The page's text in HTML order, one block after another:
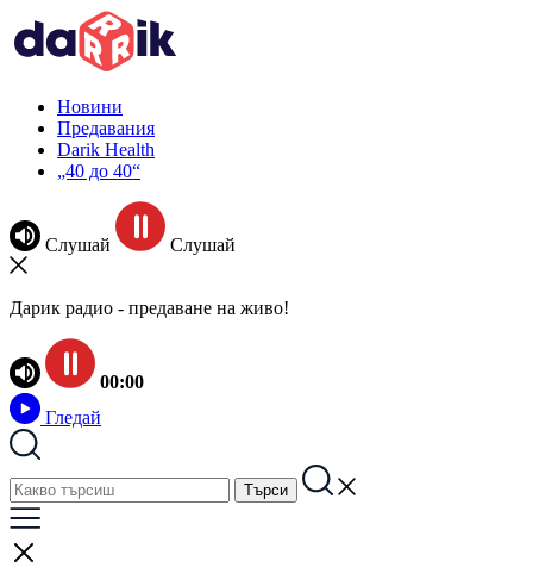
Новини
Предавания
Darik Health
„40 до 40“
Слушай Слушай
Дарик радио - предаване на живо!
00:00
Гледай